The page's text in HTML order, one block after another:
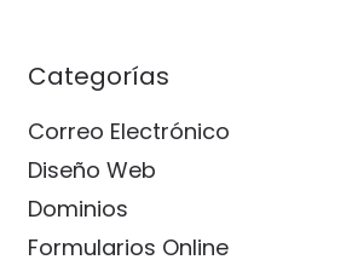
Categorías
Correo Electrónico
Diseño Web
Dominios
Formularios Online